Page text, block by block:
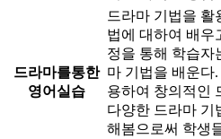
드라마를통한
영어실습
드라마 기법을 활
법에 대하여 배우
정을 통해 학습자
마 기법을 배운다
용하여 창의적인
다양한 드라마 기
해봄으로써 학생